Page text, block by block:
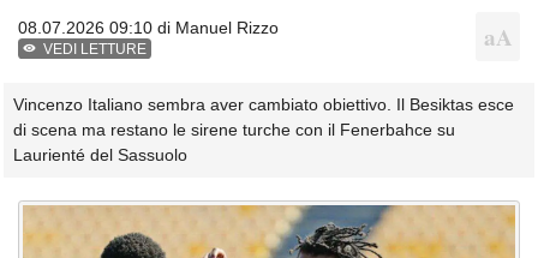
08.07.2026 09:10 di Manuel Rizzo
VEDI LETTURE
Vincenzo Italiano sembra aver cambiato obiettivo. Il Besiktas esce
di scena ma restano le sirene turche con il Fenerbahce su
Laurienté del Sassuolo